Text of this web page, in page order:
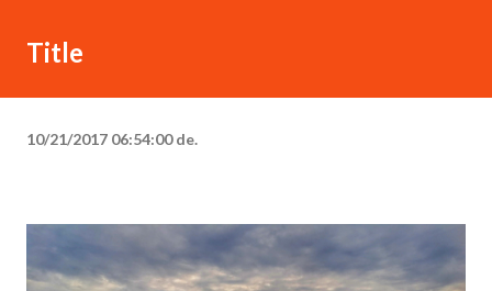
Title
10/21/2017 06:54:00 de.